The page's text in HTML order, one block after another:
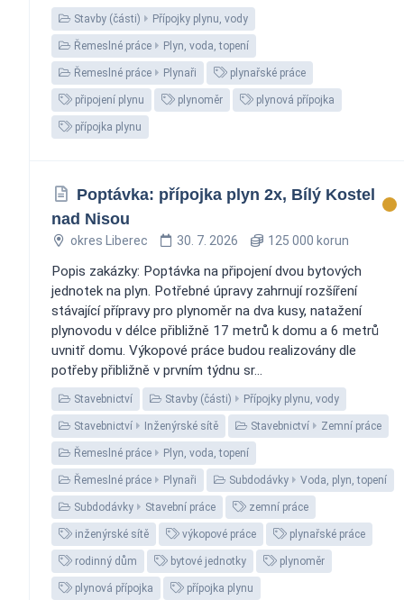
Stavby (části) Přípojky plynu, vody
Řemeslné práce Plyn, voda, topení
Řemeslné práce Plynaři plynařské práce
připojení plynu plynoměr plynová přípojka
přípojka plynu
Poptávka: přípojka plyn 2x, Bílý Kostel
nad Nisou
okres Liberec 30. 7. 2026 125 000 korun
Popis zakázky: Poptávka na připojení dvou bytových
jednotek na plyn. Potřebné úpravy zahrnují rozšíření
stávající přípravy pro plynoměr na dva kusy, natažení
plynovodu v délce přibližně 17 metrů k domu a 6 metrů
uvnitř domu. Výkopové práce budou realizovány dle
potřeby přibližně v prvním týdnu sr...
Stavebnictví Stavby (části) Přípojky plynu, vody
Stavebnictví Inženýrské sítě Stavebnictví Zemní práce
Řemeslné práce Plyn, voda, topení
Řemeslné práce Plynaři Subdodávky Voda, plyn, topení
Subdodávky Stavební práce zemní práce
inženýrské sítě výkopové práce plynařské práce
rodinný dům bytové jednotky plynoměr
plynová přípojka přípojka plynu